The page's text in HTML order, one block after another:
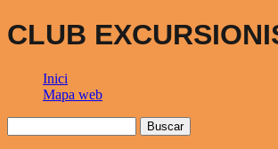
CLUB
Inici
Mapa web